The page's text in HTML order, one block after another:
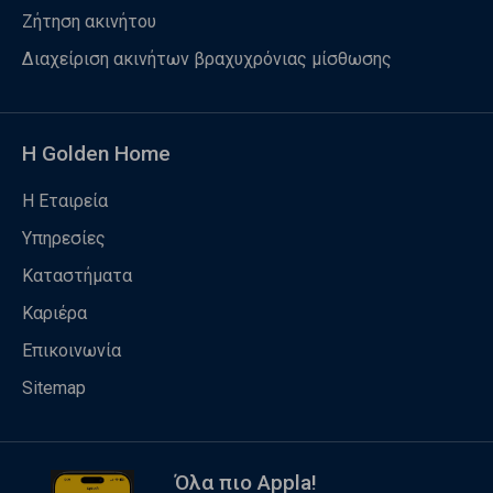
Ζήτηση ακινήτου
Διαχείριση ακινήτων βραχυχρόνιας μίσθωσης
Η Golden Home
Η Εταιρεία
Υπηρεσίες
Καταστήματα
Καριέρα
Επικοινωνία
Sitemap
Όλα πιο Appla!